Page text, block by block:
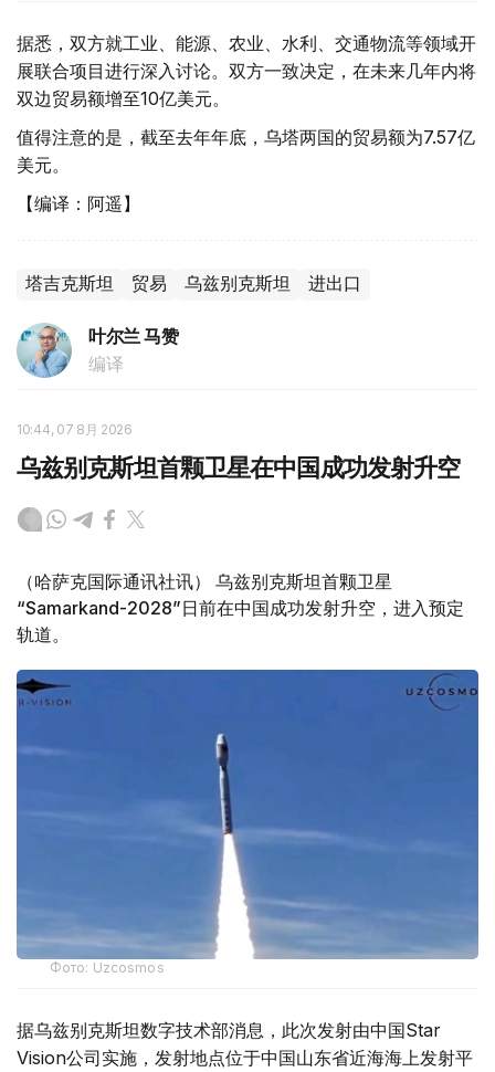
据悉，双方就工业、能源、农业、水利、交通物流等领域开
展联合项目进行深入讨论。双方一致决定，在未来几年内将
双边贸易额增至10亿美元。
值得注意的是，截至去年年底，乌塔两国的贸易额为7.57亿
美元。
【编译：阿遥】
塔吉克斯坦 贸易 乌兹别克斯坦 进出口
叶尔兰 马赞
编译
10:44, 07 8月 2026
乌兹别克斯坦首颗卫星在中国成功发射升空
（哈萨克国际通讯社讯） 乌兹别克斯坦首颗卫星
“Samarkand-2028”日前在中国成功发射升空，进入预定
轨道。
Фото: Uzcosmos
据乌兹别克斯坦数字技术部消息，此次发射由中国Star
Vision公司实施，发射地点位于中国山东省近海海上发射平